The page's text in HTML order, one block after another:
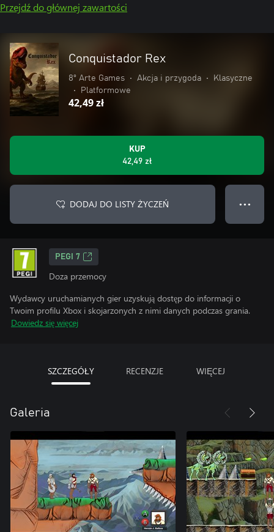
Przejdź do głównej zawartości
Conquistador Rex
8º Arte Games • Akcja i przygoda •
Klasyczne
•
Platformowe
42,49 zł
KUP
42,49 zł
DODAJ DO LISTY ŻYCZEŃ ● ● ●
PEGI 7
Doza przemocy
Wydawcy uruchamianych gier uzyskują dostęp do informacji o
Twoim profilu Xbox i skojarzonych z nimi danych podczas grania.
Dowiedz się więcej
SZCZEGÓŁY RECENZJE WIĘCEJ
Galeria